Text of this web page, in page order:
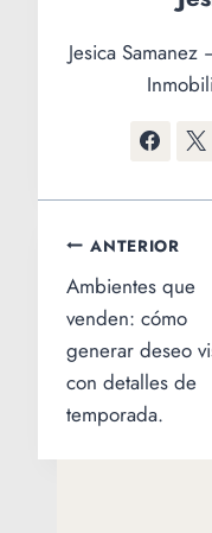
Jesica
Navegación
de
entradas
ANTERIOR
Ambientes que
venden: cómo
generar deseo
con detalles de
temporada.